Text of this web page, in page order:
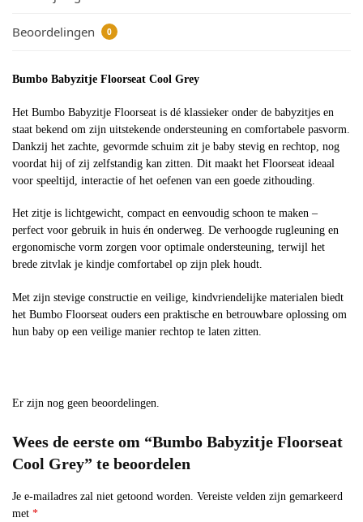
Beoordelingen 0
Bumbo Babyzitje Floorseat Cool Grey
Het Bumbo Babyzitje Floorseat is dé klassieker onder de babyzitjes en
staat bekend om zijn uitstekende ondersteuning en comfortabele pasvorm.
Dankzij het zachte, gevormde schuim zit je baby stevig en rechtop, nog
voordat hij of zij zelfstandig kan zitten. Dit maakt het Floorseat ideaal
voor speeltijd, interactie of het oefenen van een goede zithouding.
Het zitje is lichtgewicht, compact en eenvoudig schoon te maken –
perfect voor gebruik in huis én onderweg. De verhoogde rugleuning en
ergonomische vorm zorgen voor optimale ondersteuning, terwijl het
brede zitvlak je kindje comfortabel op zijn plek houdt.
Met zijn stevige constructie en veilige, kindvriendelijke materialen biedt
het Bumbo Floorseat ouders een praktische en betrouwbare oplossing om
hun baby op een veilige manier rechtop te laten zitten.
Er zijn nog geen beoordelingen.
Wees de eerste om “Bumbo Babyzitje Floorseat
Cool Grey” te beoordelen
Je e-mailadres zal niet getoond worden. Vereiste velden zijn gemarkeerd
met *